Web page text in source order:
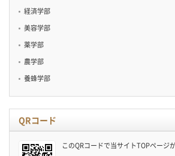
経済学部
美容学部
薬学部
農学部
養蜂学部
QRコード
このQRコードで当サイトTOPページ